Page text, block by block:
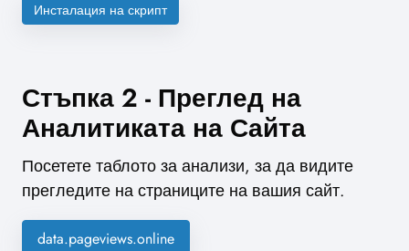
Инсталация на скрипт
Стъпка 2 - Преглед на
Аналитиката на Сайта
Посетете таблото за анализи, за да видите
прегледите на страниците на вашия сайт.
data.pageviews.online